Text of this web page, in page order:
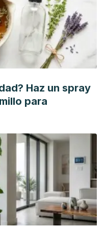
Cardona, W. (2013)
de Obstetricia y
scielo.php?
Semen.
marzo del 2023.
contact-allergy
J. (2020). An
and
of Allergy and Clinical
2942.
article/abs/pii/
Haz un spray
para